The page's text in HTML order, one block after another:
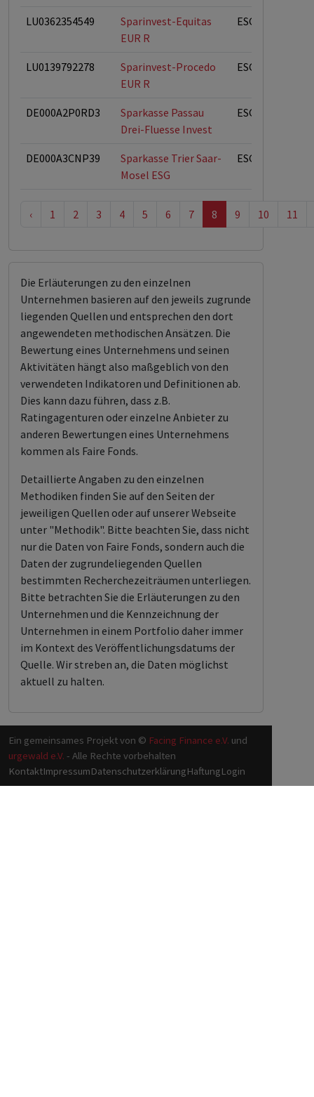
LU0362354549
Sparinvest-Equitas
EUR R
ESG-Fonds
LU0139792278
Sparinvest-Procedo
EUR R
ESG-Fonds
DE000A2P0RD3
Sparkasse Passau
Drei-Fluesse Invest
ESG-Fonds
DE000A3CNP39
Sparkasse Trier Saar-
Mosel ESG
ESG-Fonds
‹ 1 2 3 4 5 6 7 8 9 10 11
Die Erläuterungen zu den einzelnen
Unternehmen basieren auf den jeweils zugrunde
liegenden Quellen und entsprechen den dort
angewendeten methodischen Ansätzen. Die
Bewertung eines Unternehmens und seinen
Aktivitäten hängt also maßgeblich von den
verwendeten Indikatoren und Definitionen ab.
Dies kann dazu führen, dass z.B.
Ratingagenturen oder einzelne Anbieter zu
anderen Bewertungen eines Unternehmens
kommen als Faire Fonds.
Detaillierte Angaben zu den einzelnen
Methodiken finden Sie auf den Seiten der
jeweiligen Quellen oder auf unserer Webseite
unter "Methodik". Bitte beachten Sie, dass nicht
nur die Daten von Faire Fonds, sondern auch die
Daten der zugrundeliegenden Quellen
bestimmten Recherchezeiträumen unterliegen.
Bitte betrachten Sie die Erläuterungen zu den
Unternehmen und die Kennzeichnung der
Unternehmen in einem Portfolio daher immer
im Kontext des Veröffentlichungsdatums der
Quelle. Wir streben an, die Daten möglichst
aktuell zu halten.
Ein gemeinsames Projekt von © Facing Finance e.V. und
urgewald e.V. - Alle Rechte vorbehalten
KontaktImpressumDatenschutzerklärungHaftungLogin